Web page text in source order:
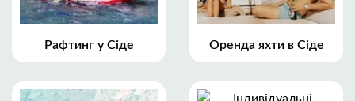
Рафтинг у Сіде Оренда яхти в Сіде